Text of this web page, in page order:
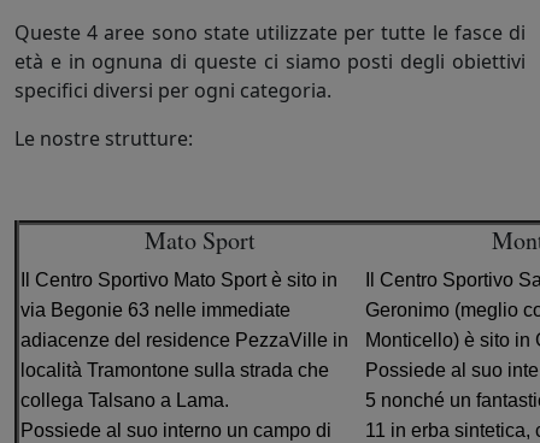
Queste 4 aree sono state utilizzate per tutte le fasce di
età e in ognuna di queste ci siamo posti degli obiettivi
specifici diversi per ogni categoria.
Le nostre strutture:
Mato Sport
Il Centro Sportivo Mato Sport è sito in
via Begonie 63 nelle immediate
adiacenze del residence PezzaVille in
località Tramontone sulla strada che
collega Talsano a Lama.
Possiede al suo interno un campo di
Il Centro Sportivo
Geronimo (meglio
Monticello) è sito in
Possiede al suo
5 nonché un
11 in erba sintetica,